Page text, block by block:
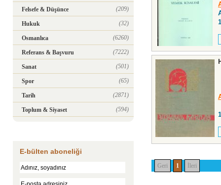
Felsefe & Düşünce (209)
Hukuk (32)
Osmanlıca (6260)
Referans & Başvuru (7222)
Sanat (501)
Spor (65)
Tarih (2871)
Toplum & Siyaset (594)
E-bülten aboneliği
Geri 1 İleri